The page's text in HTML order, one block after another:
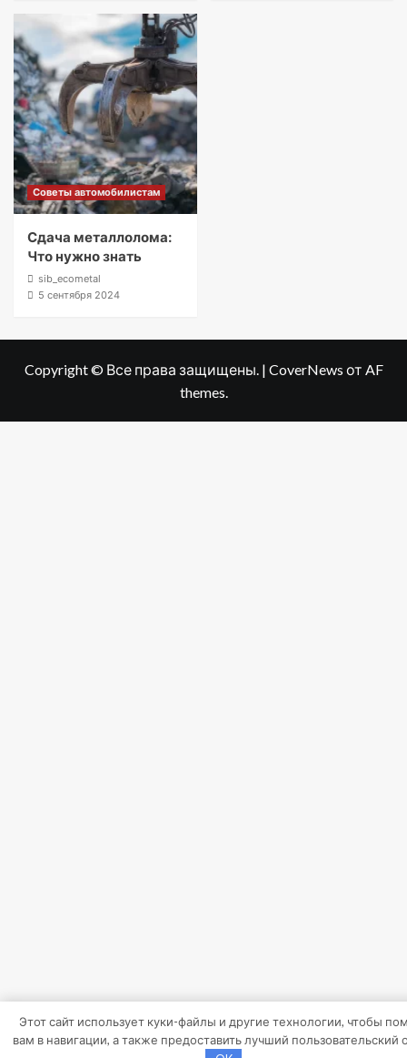
Советы автомобилистам
Сдача металлолома:
Что нужно знать
sib_ecometal
5 сентября 2024
Copyright © Все права защищены. | CoverNews от AF
themes.
Этот сайт использует куки-файлы и другие технологии, чтобы
вам в навигации, а также предоставить лучший пользовательский